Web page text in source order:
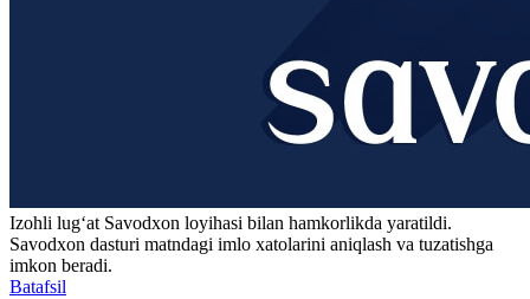
Izohli lugʻat Savodxon loyihasi bilan hamkorlikda yaratildi.
Savodxon dasturi matndagi imlo xatolarini aniqlash va tuzatishga
imkon beradi.
Batafsil